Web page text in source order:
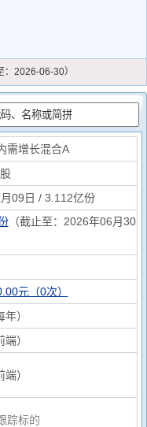
2026-06-30）
需增长混合A
09日 / 3.112亿份
（截止至：2026年06月30
元（0次）
）
）
）
踪标的